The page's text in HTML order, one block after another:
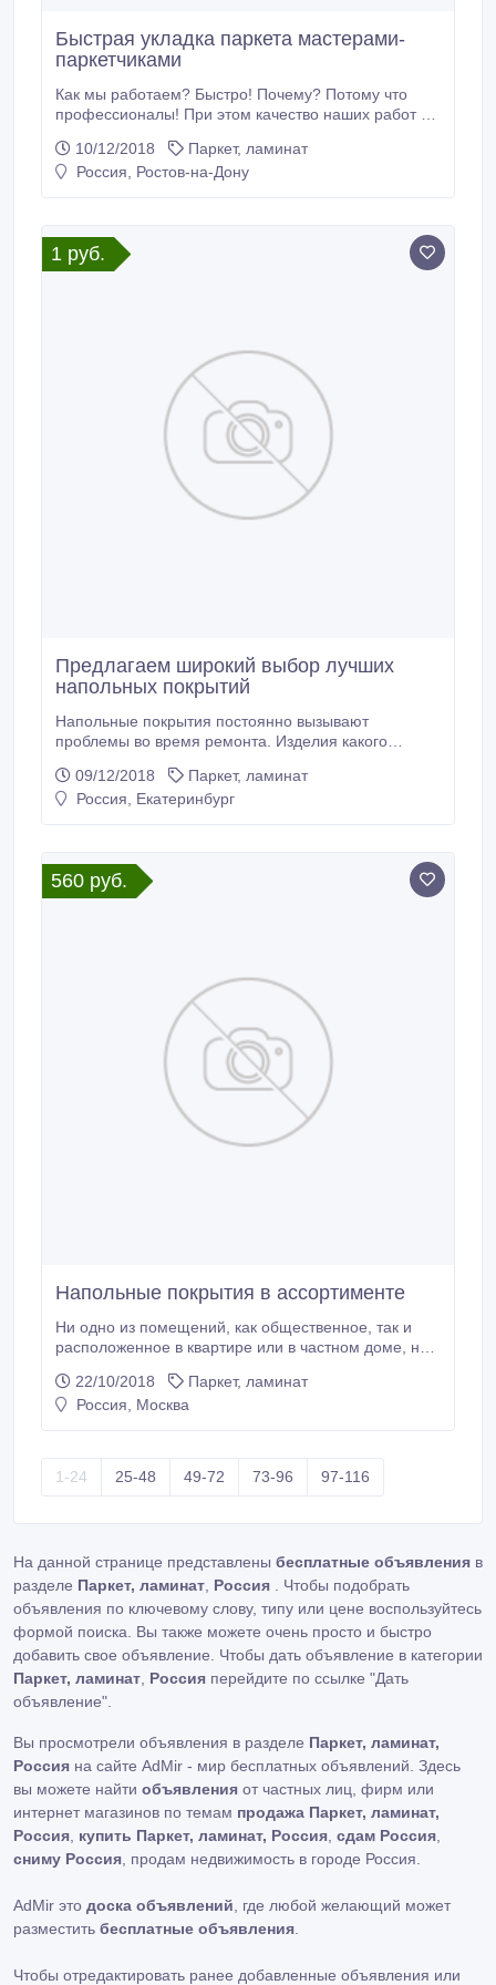
Быстрая укладка паркета мастерами-
паркетчиками
Как мы работаем? Быстро! Почему? Потому что
профессионалы! При этом качество наших работ на
больше 10 лет, мы приобрели огромный опыт. На
нашем счету гостиницы, клубы, рестораны и
долго и выглядит великолепно.
10/12/2018
Паркет, ламинат
Россия, Ростов-на-Дону
1 руб.
Предлагаем широкий выбор лучших
напольных покрытий
Напольные покрытия постоянно вызывают
проблемы во время ремонта. Изделия какого
искусственные или натуральные фактуры?
Действительно, так сразу и не отыскать решение.
покрытий для пола для обустройства какого-угодно
помещения.
09/12/2018
Паркет, ламинат
Россия, Екатеринбург
560 руб.
Напольные покрытия в ассортименте
Ни одно из помещений, как общественное, так и
расположенное в квартире или в частном доме, не
свою очередь полы обязательно должны иметь свои
покрытия - обычную половую доску, паркет или
имеющие при определённых условиях свои
22/10/2018
Паркет, ламинат
Россия, Москва
1-24 25-48 49-72 73-96 97-116
На данной странице представлены бесплатные объявления в
разделе Паркет, ламинат Россия . Чтобы подобрать
объявления по ключевому слову, типу или цене воспользуйтесь
формой поиска. Вы также можете очень просто и быстро
добавить свое объявление. Чтобы дать объявление в категории
Паркет, ламинат Россия перейдите по ссылке "Дать
объявление"
Вы просмотрели объявления в разделе Паркет, ламинат,
Россия на сайте AdMir - мир бесплатных объявлений. Здесь
вы можете найти объявления от частных лиц, фирм или
интернет магазинов по темам продажа Паркет, ламинат,
Россия купить Паркет, ламинат, Россия сдам Россия
сниму Россия , продам недвижимость в городе Россия.
AdMir это доска объявлений , где любой желающий может
разместить бесплатные объявления
Чтобы отредактировать ранее добавленные объявления или